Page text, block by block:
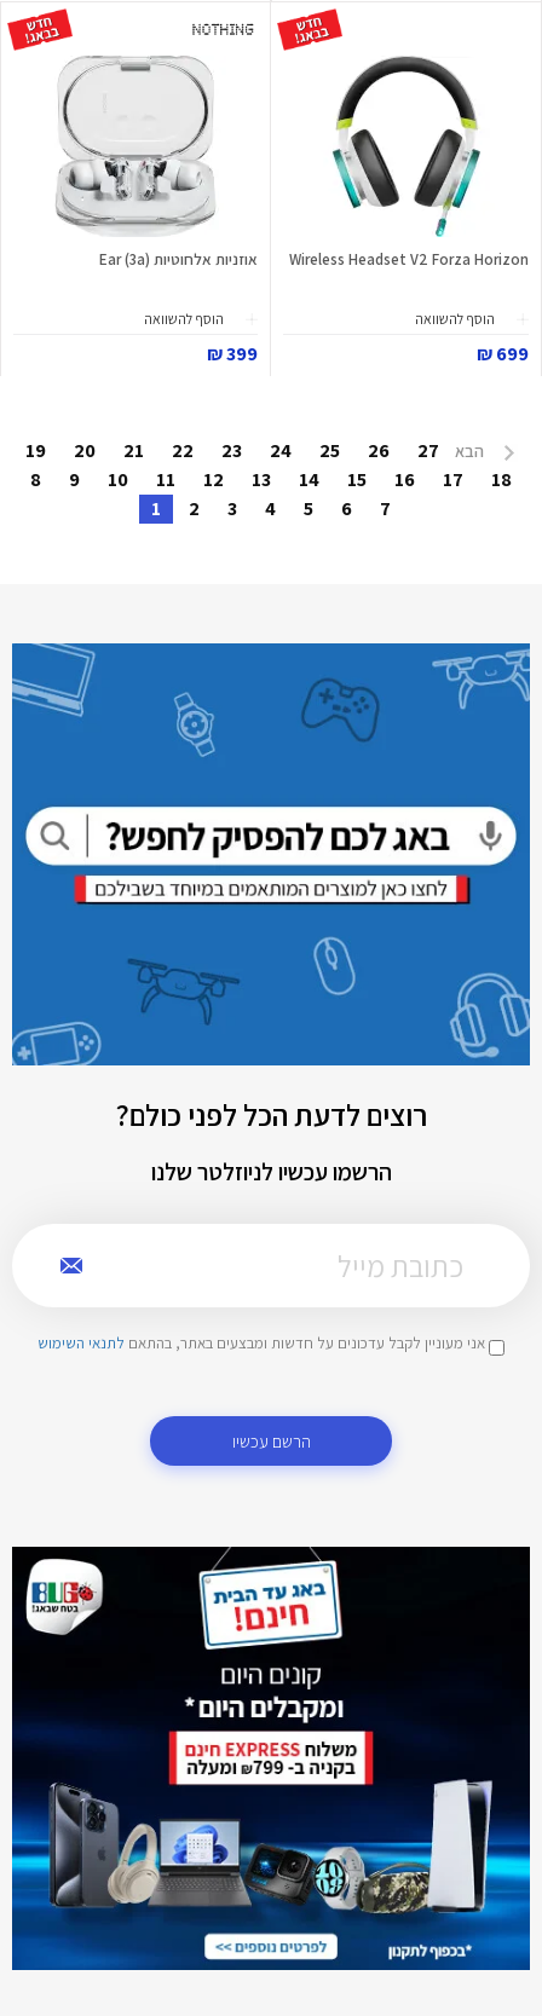
Wireless Headset V2 Forza Horizon
הוסף להשוואה
699 ₪
אוזניות אלחוטיות Ear (3a)
הוסף להשוואה
399 ₪
הבא 27
26
25
24
23
22
21
20
19
18
17
16
15
14
13
12
11
10
9
8
7
6
5
4
3
2
1
רוצים לדעת הכל לפני כולם?
הרשמו עכשיו לניוזלטר שלנו
אני מעוניין לקבל עדכונים על חדשות ומבצעים באתר, בהתאם לתנאי השימוש
הרשם עכשיו